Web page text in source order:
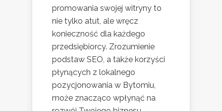
promowania swojej witryny to
nie tylko atut, ale wręcz
konieczność dla każdego
przedsiębiorcy. Zrozumienie
podstaw SEO, a także korzyści
płynących z lokalnego
pozycjonowania w Bytomiu,
może znacząco wpłynąć na